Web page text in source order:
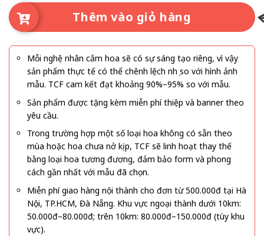
Thêm vào giỏ hàng
Mỗi nghệ nhân cắm hoa sẽ có sự sáng tạo riêng, vì vậy
sản phẩm thực tế có thể chênh lệch nhẹ so với hình ảnh
mẫu. TCF cam kết đạt khoảng 90%–95% so với mẫu.
Sản phẩm được tặng kèm miễn phí thiệp và banner theo
yêu cầu.
Trong trường hợp một số loại hoa không có sẵn theo
mùa hoặc hoa chưa nở kịp, TCF sẽ linh hoạt thay thế
bằng loại hoa tương đương, đảm bảo form và phong
cách gần nhất với mẫu đã chọn.
Miễn phí giao hàng nội thành cho đơn từ 500.000đ tại Hà
Nội, TP.HCM, Đà Nẵng. Khu vực ngoại thành dưới 10km:
50.000đ–80.000đ; trên 10km: 80.000đ–150.000đ (tùy khu
vực).